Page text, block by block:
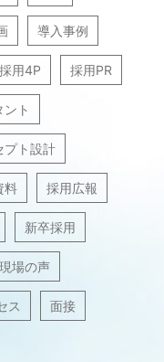
導入事例
採用4P 採用PR
ト
プト設計
料 採用広報
新卒採用
現場の声
ス 面接